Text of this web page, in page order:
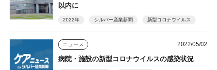
以内に
2022年 シルバー産業新聞 新型コロナウイルス
ニュース 2022/05/02
病院・施設の新型コロナウイルスの感染状況